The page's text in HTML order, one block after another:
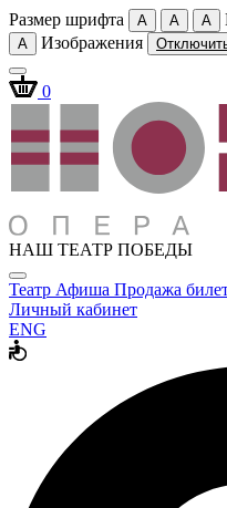
Размер шрифта A A A
A
Изображения
0
НАШ ТЕАТР ПОБЕДЫ
Театр Афиша Продажа
Личный кабинет
ENG